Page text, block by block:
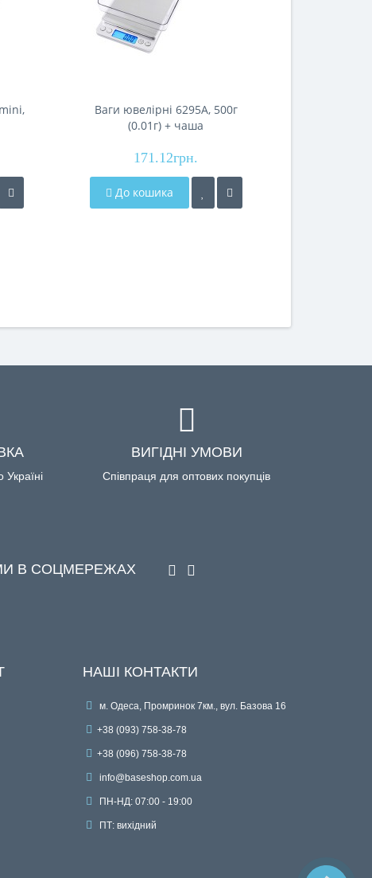
Ваги ювелірні 6295A, 500г
(0.01г) + чаша
171.12грн.
До кошика
Україні
ВИГІДНІ УМОВИ
Співпраця для оптових покупців
В СОЦМЕРЕЖАХ
НАШІ КОНТАКТИ
м. Одеса, Промринок 7км., вул. Базова 16
+38 (093) 758-38-78
+38 (096) 758-38-78
info@baseshop.com.ua
ПН-НД: 07:00 - 19:00
ПТ: вихідний